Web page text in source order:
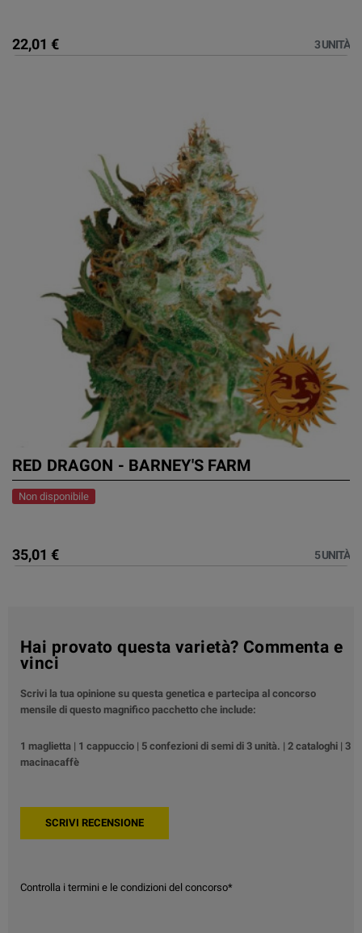
22,01 € 3 UNITÀ
RED DRAGON - BARNEY'S FARM
Non disponibile
35,01 € 5 UNITÀ
Hai provato questa varietà? Commenta e
vinci
Scrivi la tua opinione su questa genetica e partecipa al concorso
mensile di questo magnifico pacchetto che include:
1 maglietta | 1 cappuccio | 5 confezioni di semi di 3 unità. | 2 cataloghi | 3
macinacaffè
Controlla i termini e le condizioni del concorso*